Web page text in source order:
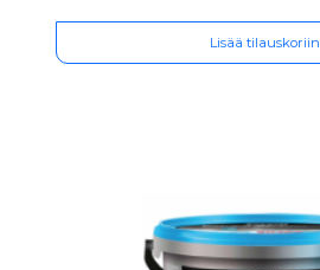
Lisää tilauskoriin